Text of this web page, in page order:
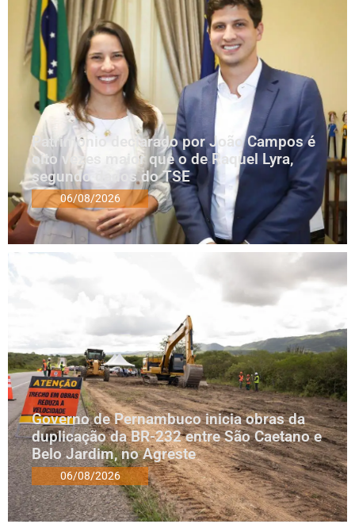
Patrimônio declarado por João Campos é
oito vezes maior que o de Raquel Lyra,
segundo dados do TSE
06/08/2026
Governo de Pernambuco inicia obras da
duplicação da BR-232 entre São Caetano e
Belo Jardim, no Agreste
06/08/2026